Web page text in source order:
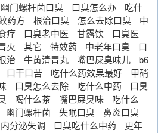
幽门螺杆菌口臭 口臭怎么办
吃什
药方 根治口臭 怎么去除口臭
中
疗 口臭老中医 甘露饮
口臭医
火 其它 特效药 中老年口臭
口
治 牛黄清胃丸 嘴巴屎臭味儿
b6
口干口苦 吃什么药效果最好
甲硝
口臭怎么去除 吃什么中药
口臭
喝什么茶 嘴巴屎臭味
吃什么
幽门螺杆菌 失眠口臭
鼻炎口臭
内分泌失调 口臭吃什么中药
更年